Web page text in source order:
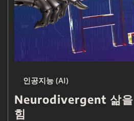
인공지능 (AI)
Neurodivergent 삶을
힘